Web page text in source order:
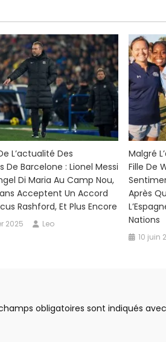
L’actualité Des
De Barcelone : Lionel Messi
Di Maria Au Camp Nou,
Acceptent Un Accord
Rashford, Et Plus Encore
2025 Leo
Malgré
Fille De
Après
Nations
10 juin
obligatoires sont indiqués avec